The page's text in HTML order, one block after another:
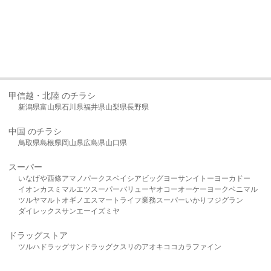
甲信越・北陸 のチラシ
新潟県富山県石川県福井県山梨県長野県
中国 のチラシ
鳥取県島根県岡山県広島県山口県
スーパー
いなげや西條アマノパークスベイシア ビッグヨーサンイトーヨーカドー
イオンカスミ マルエツスーパーバリューヤオコーオーケー ヨークベニマル
ツルヤマルト オギノ エスマート ライフ業務スーパーいかり フジグラン
ダイレックスサンエーイズミヤ
ドラッグストア
ツルハドラッグサンドラッグクスリのアオキ ココカラファイン